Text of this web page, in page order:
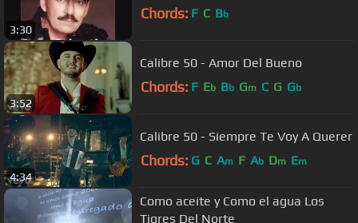
3:30
Chords: F C Bb
3:52
Calibre 50 - Amor Del Bueno
Chords: F Eb Bb Gm C G Gb
4:34
Calibre 50 - Siempre Te Voy A Querer
Chords: G C Am F Ab Dm Em
Como aceite y Como el agua Los
Tigres Del Norte